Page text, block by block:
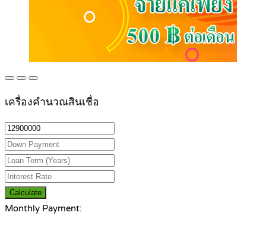
เครื่องคำนวณสินเชื่อ
Calculate
Monthly Payment: